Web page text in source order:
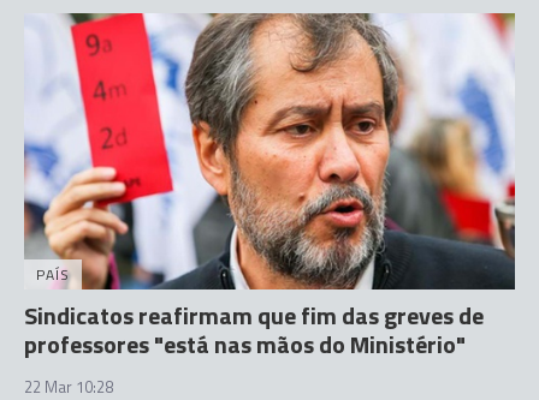
PAÍS
Sindicatos reafirmam que fim das greves de
professores "está nas mãos do Ministério"
22 Mar 10:28